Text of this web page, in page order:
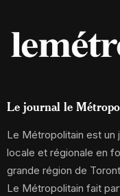
Le journal le
Le Métropolitain est un
locale et régionale en
grande région de
Le Métropolitain fait